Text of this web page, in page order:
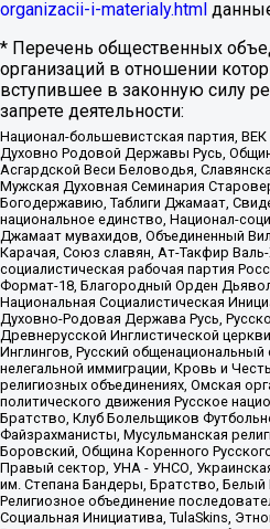
organizacii-i-materialy.html
* Перечень общественных
организаций в отношении
вступившее в законную силу
запрете деятельности:
Национал-большевистская партия, ВЕК
Духовно Родовой Державы Русь,
Асгардской Веси Беловодья,
Мужская Духовная Семинария
Богодержавию, Таблиги Джамаат,
национальное единство, Национал-
Джамаат мувахидов, Объединенный
Карачая, Союз славян, Ат-Такфир
социалистическая рабочая партия
Формат-18, Благородный Орден
Национальная Социалистическая
Духовно-Родовая Держава Русь,
Древнерусской Инглистической
Инглингов, Русский
нелегальной иммиграции, Кровь и
религиозных объединениях, Омская
политического движения Русское
Братство, Клуб Болельщиков
Файзрахманисты, Мусульманская
Боровский, Община Коренного
Правый сектор, УНА - УНСО,
им. Степана Бандеры, Братство,
Религиозное объединение
Социальная Инициатива, TulaSkins,